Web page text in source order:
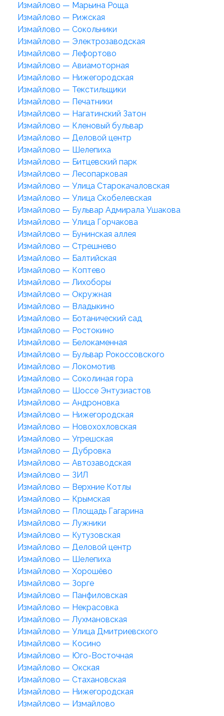
Измайлово — Марьина Роща
Измайлово — Рижская
Измайлово — Сокольники
Измайлово — Электрозаводская
Измайлово — Лефортово
Измайлово — Авиамоторная
Измайлово — Нижегородская
Измайлово — Текстильщики
Измайлово — Печатники
Измайлово — Нагатинский Затон
Измайлово — Кленовый бульвар
Измайлово — Деловой центр
Измайлово — Шелепиха
Измайлово — Битцевский парк
Измайлово — Лесопарковая
Измайлово — Улица Старокачаловская
Измайлово — Улица Скобелевская
Измайлово — Бульвар Адмирала Ушакова
Измайлово — Улица Горчакова
Измайлово — Бунинская аллея
Измайлово — Стрешнево
Измайлово — Балтийская
Измайлово — Коптево
Измайлово — Лихоборы
Измайлово — Окружная
Измайлово — Владыкино
Измайлово — Ботанический сад
Измайлово — Ростокино
Измайлово — Белокаменная
Измайлово — Бульвар Рокоссовского
Измайлово — Локомотив
Измайлово — Соколиная гора
Измайлово — Шоссе Энтузиастов
Измайлово — Андроновка
Измайлово — Нижегородская
Измайлово — Новохохловская
Измайлово — Угрешская
Измайлово — Дубровка
Измайлово — Автозаводская
Измайлово — ЗИЛ
Измайлово — Верхние Котлы
Измайлово — Крымская
Измайлово — Площадь Гагарина
Измайлово — Лужники
Измайлово — Кутузовская
Измайлово — Деловой центр
Измайлово — Шелепиха
Измайлово — Хорошёво
Измайлово — Зорге
Измайлово — Панфиловская
Измайлово — Некрасовка
Измайлово — Лухмановская
Измайлово — Улица Дмитриевского
Измайлово — Косино
Измайлово — Юго-Восточная
Измайлово — Окская
Измайлово — Стахановская
Измайлово — Нижегородская
Измайлово — Измайлово